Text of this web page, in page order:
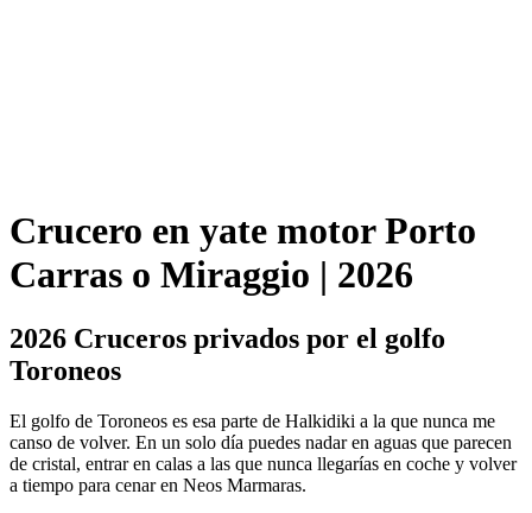
Crucero en yate motor Porto
Carras o Miraggio | 2026
2026 Cruceros privados por el golfo
Toroneos
El golfo de Toroneos es esa parte de Halkidiki a la que nunca me
canso de volver. En un solo día puedes nadar en aguas que parecen
de cristal, entrar en calas a las que nunca llegarías en coche y volver
a tiempo para cenar en Neos Marmaras.